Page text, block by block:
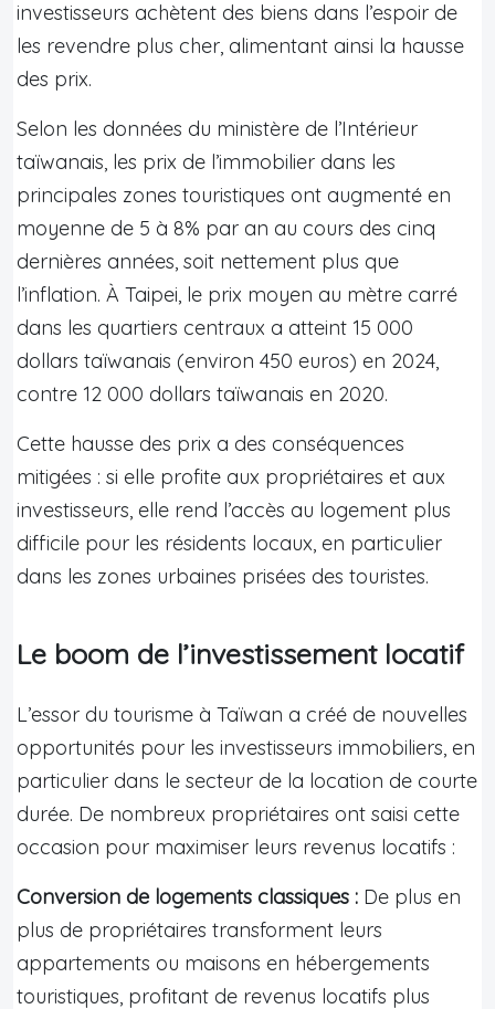
investisseurs achètent des biens dans l’espoir de
les revendre plus cher, alimentant ainsi la hausse
des prix.
Selon les données du ministère de l’Intérieur
taïwanais, les prix de l’immobilier dans les
principales zones touristiques ont augmenté en
moyenne de 5 à 8% par an au cours des cinq
dernières années, soit nettement plus que
l’inflation. À Taipei, le prix moyen au mètre carré
dans les quartiers centraux a atteint 15 000
dollars taïwanais (environ 450 euros) en 2024,
contre 12 000 dollars taïwanais en 2020.
Cette hausse des prix a des conséquences
mitigées : si elle profite aux propriétaires et aux
investisseurs, elle rend l’accès au logement plus
difficile pour les résidents locaux, en particulier
dans les zones urbaines prisées des touristes.
Le boom de l’investissement locatif
L’essor du tourisme à Taïwan a créé de nouvelles
opportunités pour les investisseurs immobiliers, en
particulier dans le secteur de la location de courte
durée. De nombreux propriétaires ont saisi cette
occasion pour maximiser leurs revenus locatifs :
Conversion de logements classiques : De plus en
plus de propriétaires transforment leurs
appartements ou maisons en hébergements
touristiques, profitant de revenus locatifs plus